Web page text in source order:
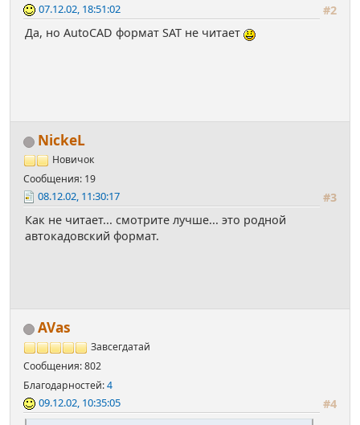
#2
07.12.02, 18:51:02
Да, но AutoCAD формат SAT не читает
NickeL
Новичок
Сообщения: 19
#3
08.12.02, 11:30:17
Как не читает... смотрите лучше... это родной
автокадовский формат.
AVas
Завсегдатай
Сообщения: 802
Благодарностей:4
#4
09.12.02, 10:35:05